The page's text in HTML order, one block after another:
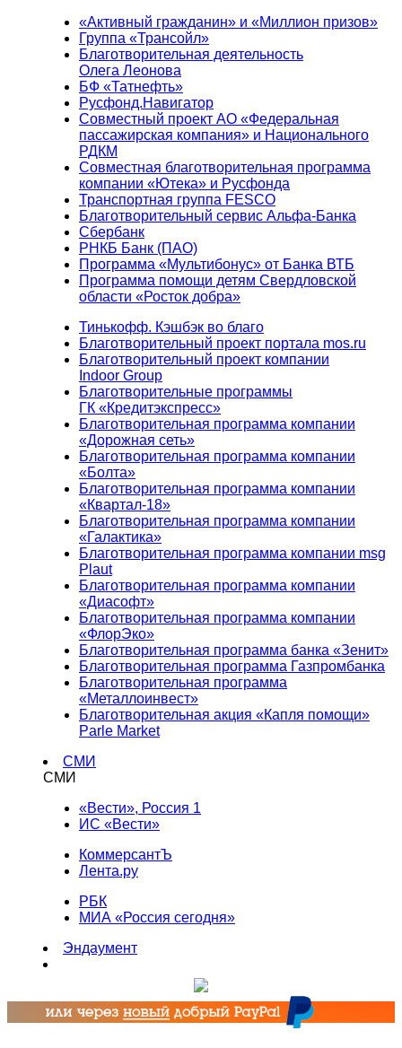
«Активный гражданин» и «Миллион призов»
Группа «Трансойл»
Благотворительная деятельность
Олега Леонова
БФ «Татнефть»
Русфонд.Навигатор
Совместный проект АО «Федеральная
пассажирская компания» и Национального
РДКМ
Совместная благотворительная программа
компании «Ютека» и Русфонда
Транспортная группа FESCO
Благотворительный сервис Альфа-Банка
Сбербанк
РНКБ Банк (ПАО)
Программа «Мультибонус» от Банка ВТБ
Программа помощи детям Свердловской
области «Росток добра»
Тинькофф. Кэшбэк во благо
Благотворительный проект портала mos.ru
Благотворительный проект компании
Indoor Group
Благотворительные программы
ГК «Кредитэкспресс»
Благотворительная программа компании
«Дорожная сеть»
Благотворительная программа компании
«Болта»
Благотворительная программа компании
«Квартал-18»
Благотворительная программа компании
«Галактика»
Благотворительная программа компании msg
Plaut
Благотворительная программа компании
«Диасофт»
Благотворительная программа компании
«ФлорЭко»
Благотворительная программа банка «Зенит»
Благотворительная программа Газпромбанка
Благотворительная программа
«Металлоинвест»
Благотворительная акция «Капля помощи»
Parle Market
СМИ
СМИ
«Вести», Россия 1
ИС «Вести»
КоммерсантЪ
Лента.ру
РБК
МИА «Россия сегодня»
Эндаумент